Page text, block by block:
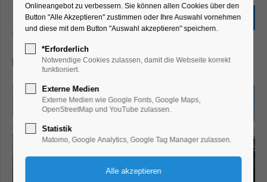
„Mühlenfahrt“ 1,5 Std.
Schiffrundfahrt
31.07.2025, 15:30–17:00
Onlineangebot zu verbessern. Sie können allen Cookies über den
Button "Alle Akzeptieren" zustimmen oder Ihre Auswahl vornehmen
und diese mit dem Button "Auswahl akzeptieren" speichern.
*Erforderlich
Notwendige Cookies zulassen, damit die Webseite korrekt
funktioniert.
Externe Medien
Externe Medien wie Google Fonts, Google Maps,
OpenStreetMap und YouTube zulassen.
Statistik
Matomo, Google Analytics, Google Tag Manager zulassen.